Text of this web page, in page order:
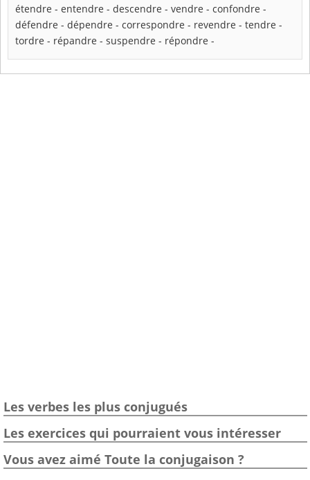
étendre - entendre - descendre - vendre - confondre -
défendre - dépendre - correspondre - revendre - tendre -
tordre - répandre - suspendre - répondre -
Les verbes les plus conjugués
Les exercices qui pourraient vous intéresser
Vous avez aimé Toute la conjugaison ?